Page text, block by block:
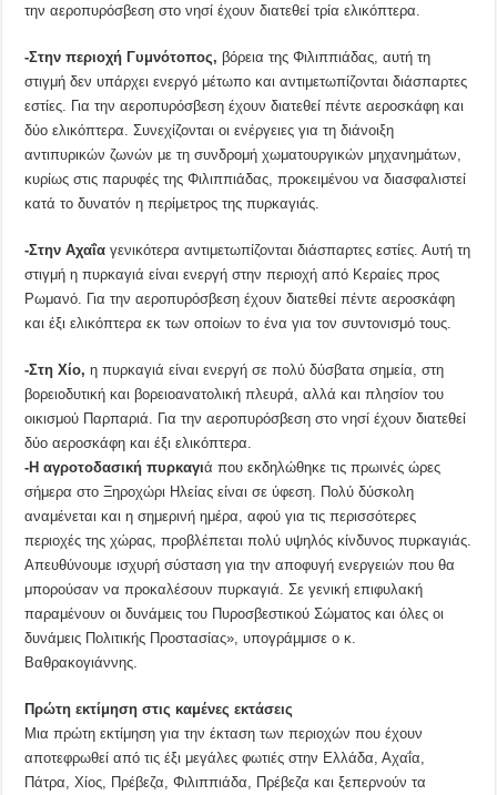
την αεροπυρόσβεση στο νησί έχουν διατεθεί τρία ελικόπτερα.
-Στην περιοχή Γυμνότοπος, βόρεια της Φιλιππιάδας, αυτή τη
στιγμή δεν υπάρχει ενεργό μέτωπο και αντιμετωπίζονται διάσπαρτες
εστίες. Για την αεροπυρόσβεση έχουν διατεθεί πέντε αεροσκάφη και
δύο ελικόπτερα. Συνεχίζονται οι ενέργειες για τη διάνοιξη
αντιπυρικών ζωνών με τη συνδρομή χωματουργικών μηχανημάτων,
κυρίως στις παρυφές της Φιλιππιάδας, προκειμένου να διασφαλιστεί
κατά το δυνατόν η περίμετρος της πυρκαγιάς.
-Στην Αχαΐα γενικότερα αντιμετωπίζονται διάσπαρτες εστίες. Αυτή τη
στιγμή η πυρκαγιά είναι ενεργή στην περιοχή από Κεραίες προς
Ρωμανό. Για την αεροπυρόσβεση έχουν διατεθεί πέντε αεροσκάφη
και έξι ελικόπτερα εκ των οποίων το ένα για τον συντονισμό τους.
-Στη Χίο,η πυρκαγιά είναι ενεργή σε πολύ δύσβατα σημεία, στη
βορειοδυτική και βορειοανατολική πλευρά, αλλά και πλησίον του
οικισμού Παρπαριά. Για την αεροπυρόσβεση στο νησί έχουν διατεθεί
δύο αεροσκάφη και έξι ελικόπτερα.
-Η αγροτοδασική πυρκαγιά που εκδηλώθηκε τις πρωινές ώρες
σήμερα στο Ξηροχώρι Ηλείας είναι σε ύφεση. Πολύ δύσκολη
αναμένεται και η σημερινή ημέρα, αφού για τις περισσότερες
περιοχές της χώρας, προβλέπεται πολύ υψηλός κίνδυνος πυρκαγιάς.
Απευθύνουμε ισχυρή σύσταση για την αποφυγή ενεργειών που θα
μπορούσαν να προκαλέσουν πυρκαγιά. Σε γενική επιφυλακή
παραμένουν οι δυνάμεις του Πυροσβεστικού Σώματος και όλες οι
δυνάμεις Πολιτικής Προστασίας», υπογράμμισε ο κ.
Βαθρακογιάννης.
Πρώτη εκτίμηση στις καμένες εκτάσεις
Μια πρώτη εκτίμηση για την έκταση των περιοχών που έχουν
αποτεφρωθεί από τις έξι μεγάλες φωτιές στην Ελλάδα, Αχαΐα,
Πάτρα, Χίος, Πρέβεζα, Φιλιππιάδα, Πρέβεζα και ξεπερνούν τα